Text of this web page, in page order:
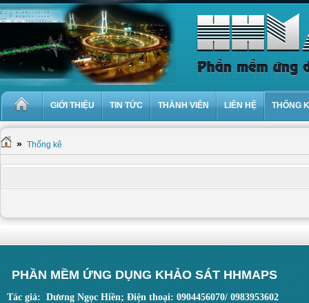
GIỚI THIỆU TIN TỨC THÀNH VIÊN LIÊN HỆ THỐNG
» Thống kê
PHẦN MỀM ỨNG DỤNG KHẢO SÁT HHMAPS
Tác giả: Dương Ngọc Hiền; Điện thoại: 0904456070/ 0983953602